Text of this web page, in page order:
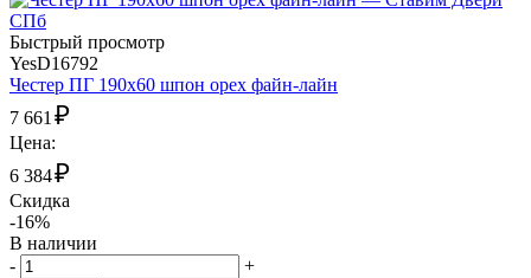
Быстрый просмотр
YesD16792
Честер ПГ 190х60 шпон орех файн-лайн
7 661₽
Цена:
6 384₽
Скидка
-16%
В наличии
-
+